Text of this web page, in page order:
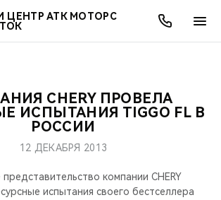
ЦЕНТР АТК МОТОРС
МОДЕЛИ
ПОКУПАТЕЛЯМ
ВЛАДЕЛЬЦАМ
МИР CHERY
АКЦИИ
ОНЛАЙН СЕРВИСЫ
О КОМПАНИИ
CHERY ПРОВЕЛА
ИСПЫТАНИЯ TIGGO FL В
РОССИИ
12 ДЕКАБРЯ 2013
представительство компании CHERY
испытания своего бестселлера